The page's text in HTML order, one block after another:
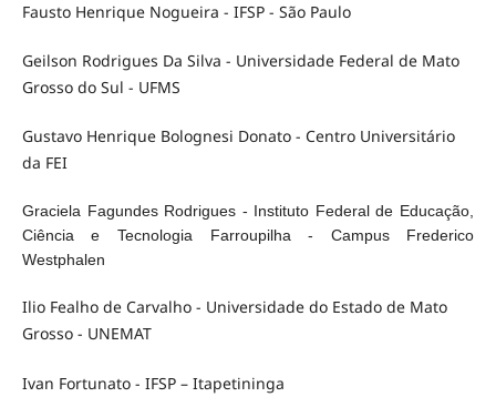
Fausto Henrique Nogueira - IFSP - São Paulo
Geilson Rodrigues Da Silva - Universidade Federal de Mato
Grosso do Sul - UFMS
Gustavo Henrique Bolognesi Donato - Centro Universitário
da FEI
Graciela Fagundes Rodrigues - Instituto Federal de Educação,
Ciência e Tecnologia Farroupilha - Campus Frederico
Westphalen
Ilio Fealho de Carvalho - Universidade do Estado de Mato
Grosso - UNEMAT
Ivan Fortunato - IFSP – Itapetininga